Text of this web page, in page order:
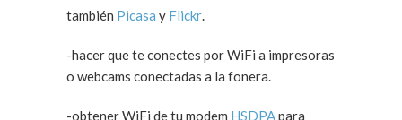
también Picasa y Flickr.
-hacer que te conectes por WiFi a impresoras
o webcams conectadas a la fonera.
-obtener WiFi de tu modem HSDPApara